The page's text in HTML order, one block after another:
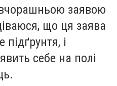
заявою
що ця заява
і
себе на полі